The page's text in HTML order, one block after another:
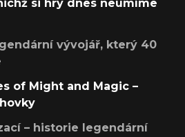
si hry dnes neumíme
vývojář, který 40
of Might and Magic –
– historie legendární